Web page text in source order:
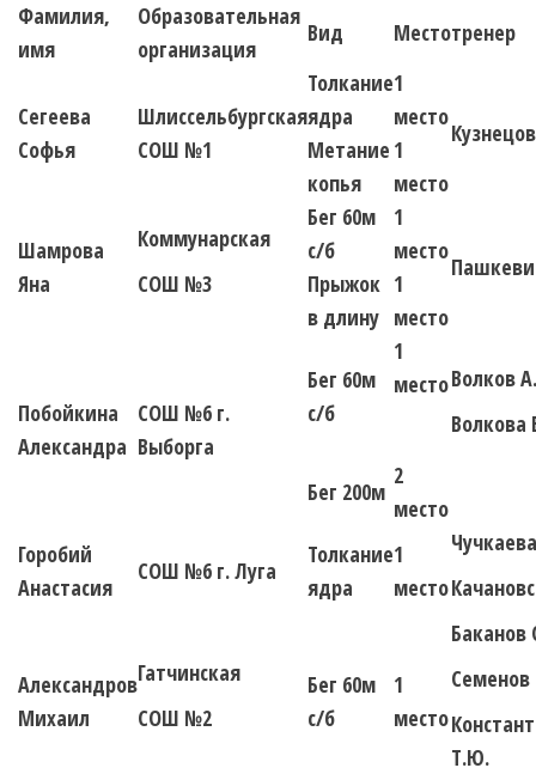
Фамилия,
имя
Образовательная
организация
Вид Местотренер
Сегеева
Софья
Шлиссельбургская
СОШ №1
Толкание
ядра
1
место
Метание
копья
1
место
Шамрова
Яна
Коммунарская
СОШ №3
Бег 60м
с/б
1
место
Прыжок
в длину
1
место
Побойкина
Александра
СОШ №6 г.
Выборга
Бег 60м
с/б
1
местоВолков
Волкова
Бег 200м
2
место
Горобий
Анастасия
СОШ №6 г. Луга
Толкание
ядра
1
место
Александров
Михаил
Гатчинская
СОШ №2
Бег 60м
с/б
1
место
Баканов
Семенов
Т.Ю.